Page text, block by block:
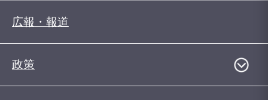
広報・報道
政策